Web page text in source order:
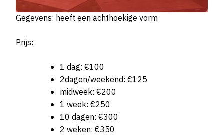
Gegevens: heeft een achthoekige vorm
Prijs:
1 dag: €100
2dagen/weekend: €125
midweek: €200
1 week: €250
10 dagen: €300
2 weken: €350